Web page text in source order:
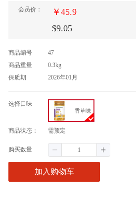
会员价：
￥45.9
$9.05
商品编号
47
商品重量
0.3kg
保质期
2026年01月
选择口味
香草味
商品状态： 需预定
购买数量
加入购物车